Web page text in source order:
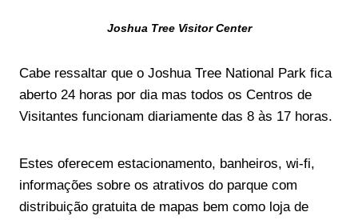
Joshua Tree Visitor Center
Cabe ressaltar que o Joshua Tree National Park fica
aberto 24 horas por dia mas todos os Centros de
Visitantes funcionam diariamente das 8 às 17 horas.
Estes oferecem estacionamento, banheiros, wi-fi,
informações sobre os atrativos do parque com
distribuição gratuita de mapas bem como loja de